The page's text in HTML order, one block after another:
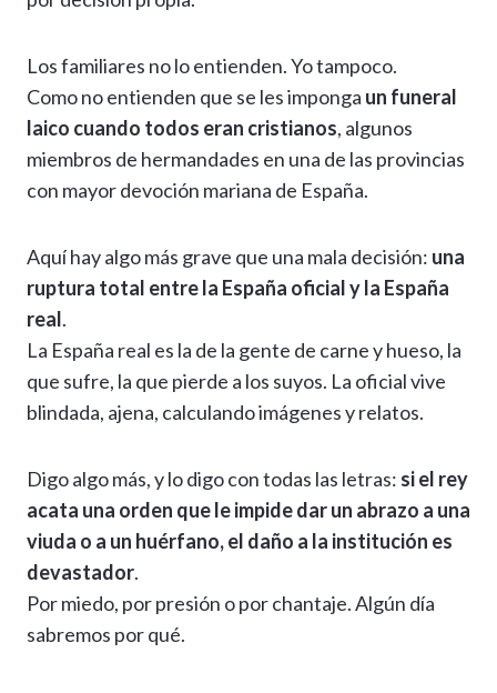
Los familiares no lo entienden. Yo tampoco.
Como no entienden que se les imponga un funeral
laico cuando todos eran cristianos, algunos
miembros de hermandades en una de las provincias
con mayor devoción mariana de España.
Aquí hay algo más grave que una mala decisión: una
ruptura total entre la España oficial y la España
real.
La España real es la de la gente de carne y hueso, la
que sufre, la que pierde a los suyos. La oficial vive
blindada, ajena, calculando imágenes y relatos.
Digo algo más, y lo digo con todas las letras: si el rey
acata una orden que le impide dar un abrazo a una
viuda o a un huérfano, el daño a la institución es
devastador.
Por miedo, por presión o por chantaje. Algún día
sabremos por qué.